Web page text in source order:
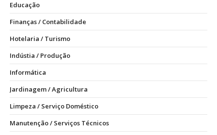
Educação
Finanças / Contabilidade
Hotelaria / Turismo
Indústia / Produção
Informática
Jardinagem / Agricultura
Limpeza / Serviço Doméstico
Manutenção / Serviços Técnicos